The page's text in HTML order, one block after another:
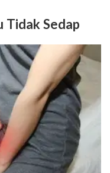
Tidak Sedap